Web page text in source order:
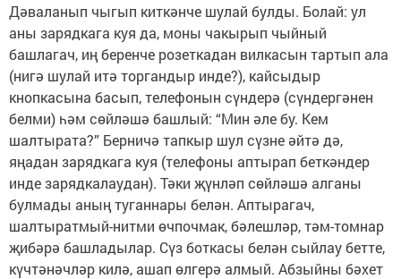
Дәваланып чыгып киткәнче шулай булды. Болай: ул
аны зарядкага куя да, моны чакырып чыйный
башлагач, иң беренче розеткадан вилкасын тартып ала
(нигә шулай итә торгандыр инде?), кайсыдыр
кнопкасына басып, телефонын сүндерә (сүндергәнен
белми) һәм сөйләшә башлый: “Мин әле бу. Кем
шалтырата?” Берничә тапкыр шул сүзне әйтә дә,
яңадан зарядкага куя (телефоны аптырап беткәндер
инде зарядкалаудан). Тәки җүнләп сөйләшә алганы
булмады аның туганнары белән. Аптырагач,
шалтыратмый-нитми өчпочмак, бәлешләр, тәм-томнар
җибәрә башладылар. Сүз боткасы белән сыйлау бетте,
күчтәнәчләр килә, ашап өлгерә алмый. Абзыйны бәхет